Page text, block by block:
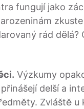
fungují jako
rád dělá?
Výzkumy
delší a
Zvláště u